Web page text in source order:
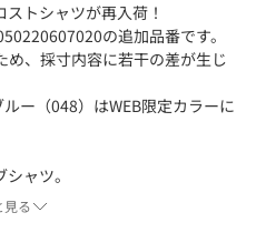
トシャツが再入荷！
の追加品番です。
め、採寸内容に若干の差が生じ
ー（048）はWEB限定カラーに
ャツ。
丈が、涼やかな印象を感じさ
見る